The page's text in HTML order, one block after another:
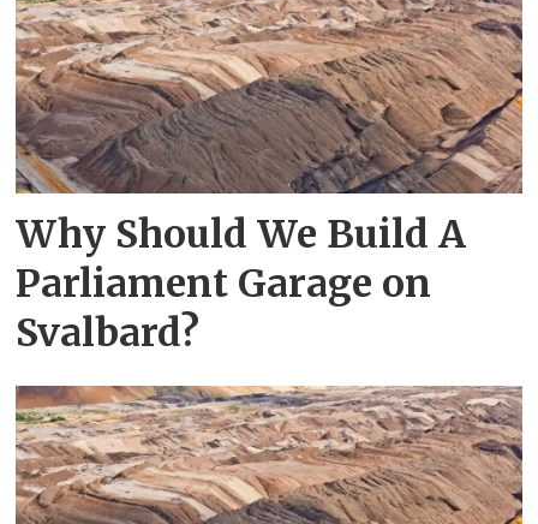
Why Should We Build A
Parliament Garage on
Svalbard?